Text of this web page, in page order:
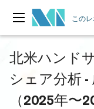
この
北米ハンド
シェア分析
（2025年〜